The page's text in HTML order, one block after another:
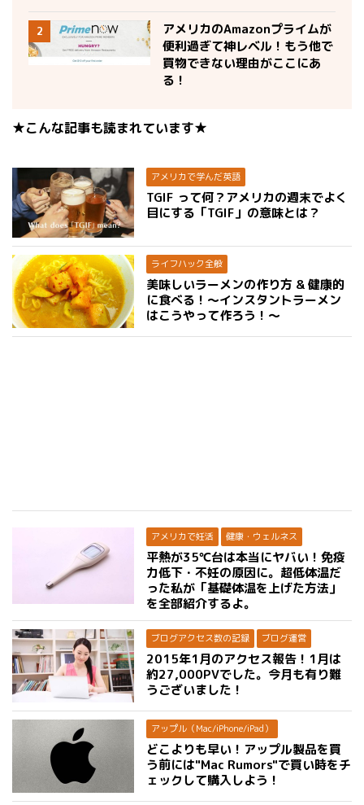
2
アメリカのAmazonプライムが
便利過ぎて神レベル！もう他で
買物できない理由がここにあ
る！
★こんな記事も読まれています★
アメリカで学んだ英語
TGIF って何？アメリカの週末でよく
目にする「TGIF」の意味とは？
ライフハック全般
美味しいラーメンの作り方 & 健康的
に食べる！〜インスタントラーメン
はこうやって作ろう！〜
アメリカで妊活 健康・ウェルネス
平熱が35℃台は本当にヤバい！免疫
力低下・不妊の原因に。超低体温だ
った私が「基礎体温を上げた方法」
を全部紹介するよ。
ブログアクセス数の記録 ブログ運営
2015年1月のアクセス報告！1月は
約27,000PVでした。今月も有り難
うございました！
アップル（Mac/iPhone/iPad）
どこよりも早い！アップル製品を買
う前には"Mac Rumors"で買い時をチ
ェックして購入しよう！